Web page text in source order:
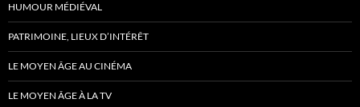
HUMOUR MÉDIÉVAL
PATRIMOINE, LIEUX D’INTÉRÊT
LE MOYEN ÂGE AU CINÉMA
LE MOYEN ÂGE À LA TV